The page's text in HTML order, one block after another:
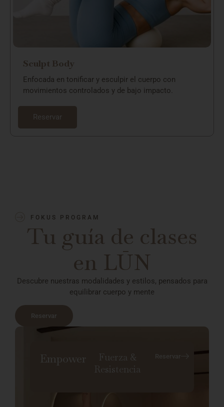
Sculpt Body
Enfocada en tonificar y esculpir el cuerpo con
movimientos controlados y de bajo impacto.
Reservar
FOKUS PROGRAM
Tu guía de clases
en LŪN
Descubre nuestras modalidades y estilos, pensados para
equilibrar cuerpo y mente
Reservar
Empower
Fuerza &
Resistencia